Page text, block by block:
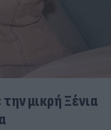
μικρή Ξένια